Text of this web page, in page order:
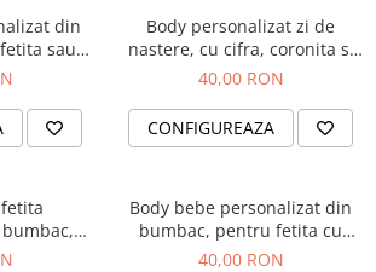
din
sau
elefant,
Body personalizat zi de
nastere, cu cifra, coronita si
numele fetitei
40,00 RON
CONFIGUREAZA
Body bebe personalizat din
bumbac, pentru fetita cu
elefantel si nume
40,00 RON